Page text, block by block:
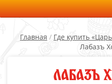
Главная / Где купить
Лабазъ
ЛАБАЗЪ